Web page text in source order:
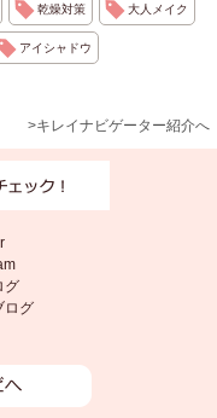
乾燥対策 大人メイク
アイシャドウ
>キレイナビゲーター紹介へ
グ
ログ